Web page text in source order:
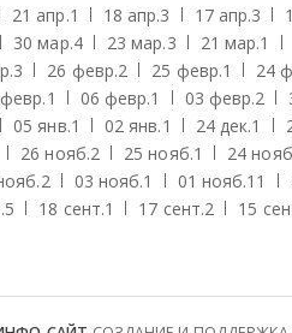
21 апр.1 18 апр.3 17 апр.3
30 мар.4 23 мар.3 21 мар.1
3 26 февр.2 25 февр.1 24
1 06 февр.1 03 февр.2
05 янв.1 02 янв.1 24 дек.1
26 нояб.2 25 нояб.1 24
2 03 нояб.1 01 нояб.11
5 18 сент.1 17 сент.2 15